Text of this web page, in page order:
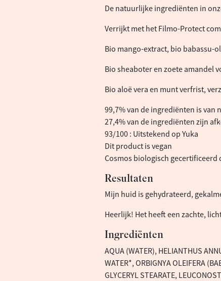
De natuurlijke ingrediënten in
Verrijkt met het Filmo-Protect
Bio mango-extract, bio babassu-
Bio sheaboter en zoete amandel
Bio aloë vera en munt verfrist,
99,7% van de ingrediënten is
27,4% van de ingrediënten zijn
93/100 : Uitstekend op Yuka
Dit product is vegan
Cosmos biologisch gecertificeerd
Resultaten
Mijn huid is gehydrateerd,
Heerlijk! Het heeft een zachte,
Ingrediënten
AQUA (WATER), HELIANTHUS
WATER*, ORBIGNYA OLEIFERA
GLYCERYL STEARATE,